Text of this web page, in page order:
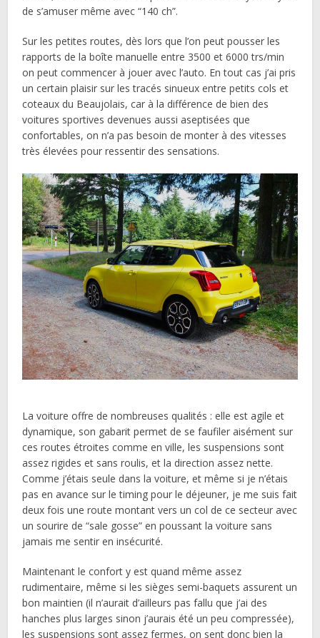
de s’amuser même avec “140 ch”.
Sur les petites routes, dès lors que l’on peut pousser les
rapports de la boîte manuelle entre 3500 et 6000 trs/min
on peut commencer à jouer avec l’auto. En tout cas j’ai pris
un certain plaisir sur les tracés sinueux entre petits cols et
coteaux du Beaujolais, car à la différence de bien des
voitures sportives devenues aussi aseptisées que
confortables, on n’a pas besoin de monter à des vitesses
très élevées pour ressentir des sensations.
La voiture offre de nombreuses qualités : elle est agile et
dynamique, son gabarit permet de se faufiler aisément sur
ces routes étroites comme en ville, les suspensions sont
assez rigides et sans roulis, et la direction assez nette.
Comme j’étais seule dans la voiture, et même si je n’étais
pas en avance sur le timing pour le déjeuner, je me suis fait
deux fois une route montant vers un col de ce secteur avec
un sourire de “sale gosse” en poussant la voiture sans
jamais me sentir en insécurité.
Maintenant le confort y est quand même assez
rudimentaire, même si les sièges semi-baquets assurent un
bon maintien (il n’aurait d’ailleurs pas fallu que j’ai des
hanches plus larges sinon j’aurais été un peu compressée),
les suspensions sont assez fermes, on sent donc bien la